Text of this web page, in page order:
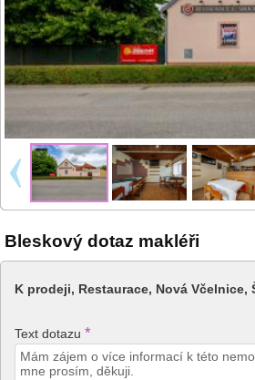
Bleskový dotaz makléři
K prodeji, Restaurace, Nová Včelnice,
Text dotazu *